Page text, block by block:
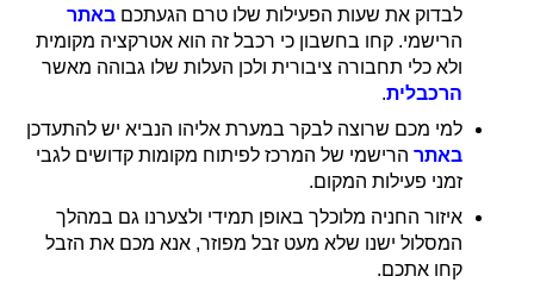
לבדוק את שעות הפעילות שלו טרם הגעתכם באתר
הרישמי. קחו בחשבון כי רכבל זה הוא אטרקציה מקומית
ולא כלי תחבורה ציבורית ולכן העלות שלו גבוהה מאשר
הרכבלית.
למי מכם שרוצה לבקר במערת אליהו הנביא יש להתעדכן
באתר הרישמי של המרכז לפיתוח מקומות קדושים לגבי
זמני פעילות המקום.
איזור החניה מלוכלך באופן תמידי ולצערנו גם במהלך
המסלול ישנו שלא מעט זבל מפוזר, אנא מכם את הזבל
קחו אתכם.